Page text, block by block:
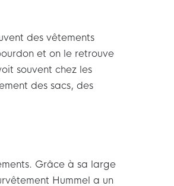
des vêtements
et on le retrouve
souvent chez les
des sacs, des
Grâce à sa large
Hummel a un